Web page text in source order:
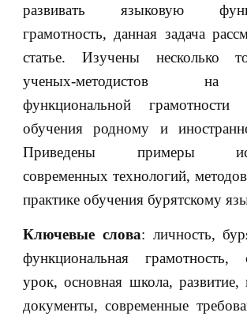
развивать языковую
грамотность, данная задача
статье. Изучены несколько
ученых-методистов на
функциональной
обучения родному и
Приведены примеры
современных технологий,
практике обучения бурятскому
Ключевые слова: личность,
функциональная грамотность,
урок, основная школа, развитие,
документы, современные